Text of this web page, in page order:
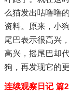
么猫发出咕噜噜
资料。原来，小
尾巴表示很高兴
高兴，摇尾巴却
狗，再发现它的
连续观察日记 篇2